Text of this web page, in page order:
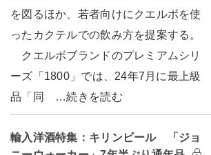
を図るほか、若者向けにクエルボを使
ったカクテルでの飲み方を提案する。
クエルボブランドのプレミアムシリ
ーズ「1800」では、24年7月に最上級
品「同 …続きを読む
輸入洋酒特集：キリンビール 「ジョ